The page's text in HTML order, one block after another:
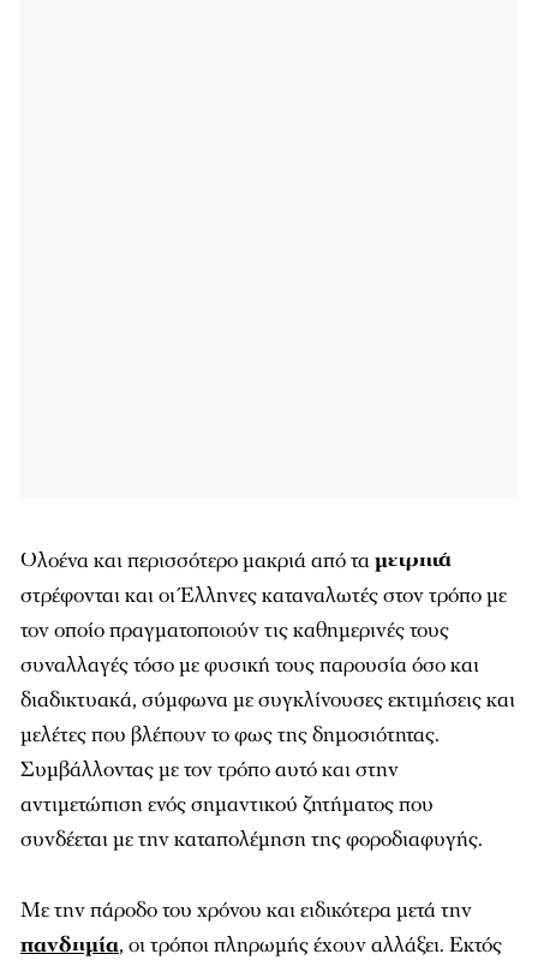
Ολοένα και περισσότερο μακριά από ταμετρητά
στρέφονται και οι Έλληνες καταναλωτές στον τρόπο με
τον οποίο πραγματοποιούν τις καθημερινές τους
συναλλαγές τόσο με φυσική τους παρουσία όσο και
διαδικτυακά, σύμφωνα με συγκλίνουσες εκτιμήσεις και
μελέτες που βλέπουν το φως της δημοσιότητας.
Συμβάλλοντας με τον τρόπο αυτό και στην
αντιμετώπιση ενός σημαντικού ζητήματος που
συνδέεται με την καταπολέμηση της φοροδιαφυγής.
Με την πάροδο του χρόνου και ειδικότερα μετά την
πανδημία, οι τρόποι πληρωμής έχουν αλλάξει. Εκτός